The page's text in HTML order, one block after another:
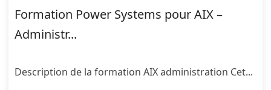
Formation Power Systems pour AIX –
Administr...
Description de la formation AIX administration Cet...